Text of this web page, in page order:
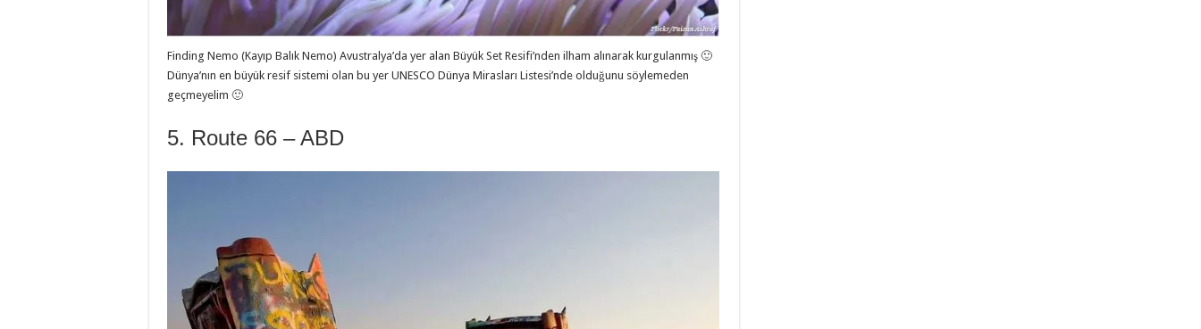
Finding Nemo (Kayıp Balık Nemo) Avustralya’da yer alan Büyük Set Resifi’nden ilham alınarak kurgulanmış 🙂
Dünya’nın en büyük resif sistemi olan bu yer UNESCO Dünya Mirasları Listesi’nde olduğunu söylemeden
geçmeyelim 🙂
5. Route 66 – ABD